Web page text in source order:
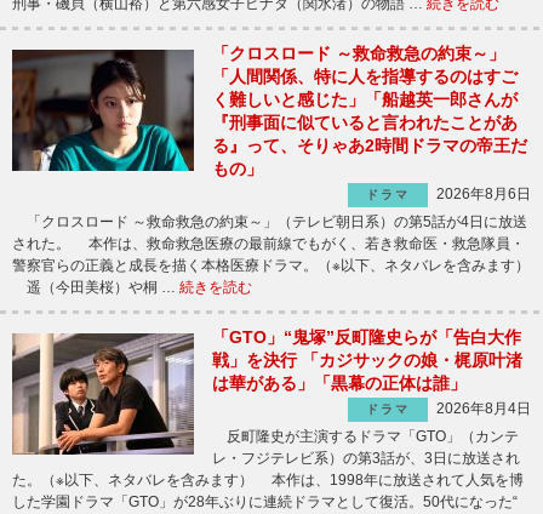
刑事・磯貝（横山裕）と第六感女子ヒナタ（関水渚）の物語 … 続きを読む
「クロスロード ～救命救急の約束～」
「人間関係、特に人を指導するのはすご
く難しいと感じた」「船越英一郎さんが
『刑事面に似ていると言われたことがあ
る』って、そりゃあ2時間ドラマの帝王だ
もの」
ドラマ
2026年8月6日
「クロスロード ～救命救急の約束～」（テレビ朝日系）の第5話が4日に放送
された。 本作は、救命救急医療の最前線でもがく、若き救命医・救急隊員・
警察官らの正義と成長を描く本格医療ドラマ。（※以下、ネタバレを含みます）
遥（今田美桜）や桐 … 続きを読む
「GTO」“鬼塚”反町隆史らが「告白大作
戦」を決行 「カジサックの娘・梶原叶渚
は華がある」「黒幕の正体は誰」
ドラマ
2026年8月4日
反町隆史が主演するドラマ「GTO」（カンテ
レ・フジテレビ系）の第3話が、3日に放送され
た。（※以下、ネタバレを含みます） 本作は、1998年に放送されて人気を博
した学園ドラマ「GTO」が28年ぶりに連続ドラマとして復活。50代になった“